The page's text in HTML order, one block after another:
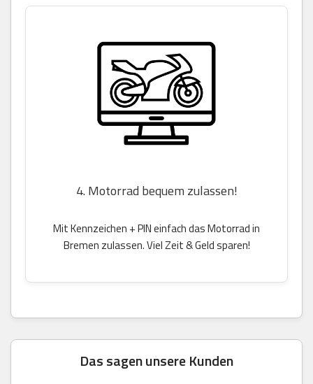
4. Motorrad bequem zulassen!
Mit Kennzeichen + PIN einfach das Motorrad in
Bremen zulassen. Viel Zeit & Geld sparen!
Das sagen unsere Kunden